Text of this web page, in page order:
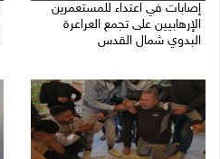
إصابات في اعتداء للمستعمرين
الإرهابيين على تجمع العراعرة
البدوي شمال القدس